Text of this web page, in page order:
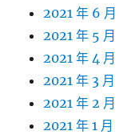
2021 年 6 月
2021 年 5 月
2021 年 4 月
2021 年 3 月
2021 年 2 月
2021 年 1 月